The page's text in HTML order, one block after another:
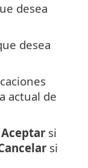
desea
desea
actual de
Aceptar si
si